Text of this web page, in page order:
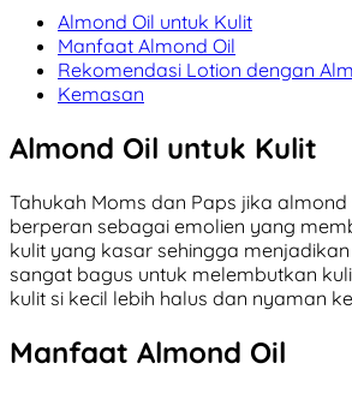
Almond Oil untuk Kulit
Manfaat Almond Oil
Rekomendasi Lotion dengan
Kemasan
Almond Oil untuk Kulit
Tahukah Moms dan Paps jika
berperan sebagai emolien yang
kulit yang kasar sehingga
sangat bagus untuk melembutkan
kulit si kecil lebih halus dan nyaman
Manfaat Almond Oil